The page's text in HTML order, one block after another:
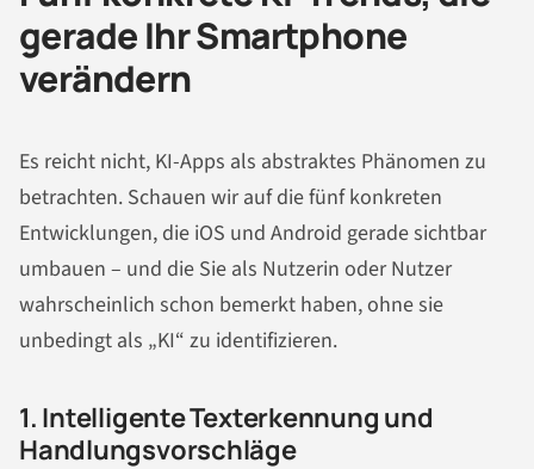
gerade Ihr Smartphone
verändern
Es reicht nicht, KI-Apps als abstraktes Phänomen zu
betrachten. Schauen wir auf die fünf konkreten
Entwicklungen, die iOS und Android gerade sichtbar
umbauen – und die Sie als Nutzerin oder Nutzer
wahrscheinlich schon bemerkt haben, ohne sie
unbedingt als „KI“ zu identifizieren.
1. Intelligente Texterkennung und
Handlungsvorschläge